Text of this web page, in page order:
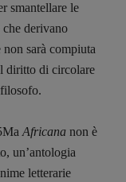
smantellare le
derivano
sarà compiuta
diritto di circolare
Africana non è
un’antologia
letterarie